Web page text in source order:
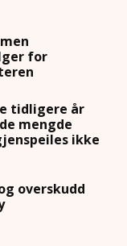
for
tidligere år
mengde
ikke
overskudd